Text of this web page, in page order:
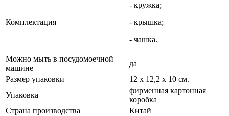
Комплектация
- кружка;
- крышка;
- чашка.
Можно мыть в посудомоечной
машине
да
Размер упаковки
12 х 12,2 х 10 см.
Упаковка
фирменная картонная
коробка
Страна производства
Китай